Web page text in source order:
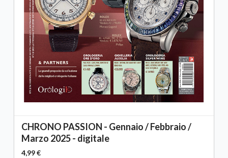
CHRONO PASSION - Gennaio / Febbraio /
Marzo 2025 - digitale
4,99 €